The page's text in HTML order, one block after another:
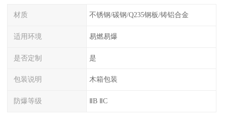
材质 不锈钢/碳钢/Q235钢板/铸铝合金
适用环境 易燃易爆
是否定制 是
包装说明 木箱包装
防爆等级 ⅡB ⅡC